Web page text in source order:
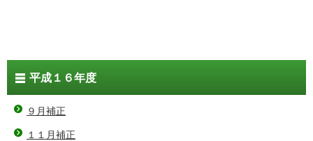
平成１６年度
９月補正
１１月補正